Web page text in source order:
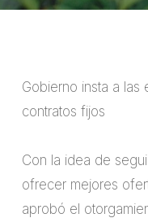
Gobierno insta a las
contratos fijos
Con la idea de
ofrecer mejores
aprobó el